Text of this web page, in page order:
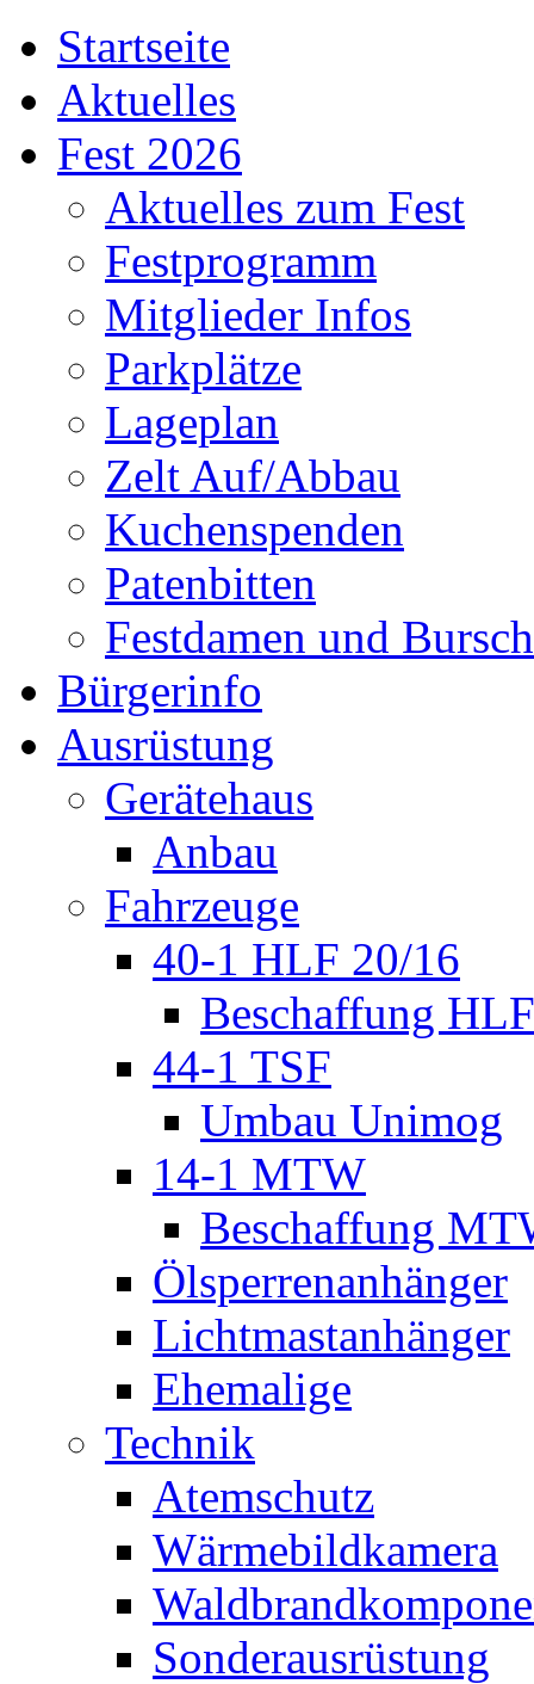
Startseite
Aktuelles
Fest 2026
Aktuelles zum Fest
Festprogramm
Mitglieder Infos
Parkplätze
Lageplan
Zelt Auf/Abbau
Kuchenspenden
Patenbitten
Festdamen und
Bürgerinfo
Ausrüstung
Gerätehaus
Anbau
Fahrzeuge
40-1 HLF 20/16
Beschaffung HLF
44-1 TSF
Umbau Unimog
14-1 MTW
Beschaffung
Ölsperrenanhänger
Lichtmastanhänger
Ehemalige
Technik
Atemschutz
Wärmebildkamera
Sonderausrüstung